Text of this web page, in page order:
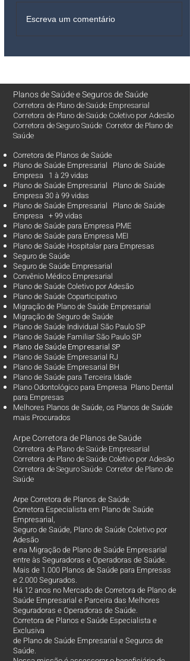
Escreva um comentário
Planos de SaúdeeSeguros de Saúde
Corretora de Plano de Saúde Empresarial
Corretora de Plano de Saúde Coletivo por Adesão
Corretora de Seguro Saúde Corretor de Plano de
Saúde
Corretora de Planos de Saúde
Plano de Saúde Empresarial Plano de Saúde
Empresa 1 à 29 vidas
Plano de Saúde Empresarial Plano de Saúde
Empresa 30 à 99 vidas ​
Plano de Saúde Empresarial Plano de Saúde
Empresa + 99 vidas
Plano de Saúde para Empresa PME
Plano de Saúde para Empresa MEI
Plano de Saúde Hospitalar para Empresas
Seguro de Saúde
Seguro de Saúde Empresarial
Convênio Médico Empresarial
Plano de Saúde Coletivo por Adesão
Plano de Saúde Coparticipativo
Migração de Plano de Saúde Empresarial
Migração de Seguro de Saúde
Plano de Saúde Individual São Paulo SP
Plano de Saúde Familiar São Paulo SP
Plano de Saúde Empresarial SP
Plano de Saúde Empresarial RJ
Plano de Saúde Empresarial BH
Plano de Saúde para Terceira Idade
Plano Odontológico para Empresa Plano Dental
para Empresas
Melhores Planos de Saúde, os Planos de Saúde
mais Procurados​
Arpe Corretora de Planos de Saúde
Corretora de Plano de Saúde Empresarial
Corretora de Plano de Saúde Coletivo por Adesão
Corretora de Seguro Saúde Corretor de Plano de
Saúde
Arpe Corretora de Planos de Saúde.
Corretora Especialista em Plano de Saúde
Empresarial,
Seguro de Saúde, Plano de Saúde Coletivo por
Adesão
e na Migração de Plano de Saúde Empresarial
entre às Seguradoras e Operadoras de Saúde.
Mais de 1.000 Planos de Saúde para Empresas
e 2.000 Segurados.
Há 12 anos no Mercado de Corretora de Plano de
Saúde Empresarial e Parceira das Melhores
Seguradoras e Operadoras de Saúde.
Corretora de Planos e Saúde Especialista e
Exclusiva
de Plano de Saúde Empresarial e Seguros de
Saúde.